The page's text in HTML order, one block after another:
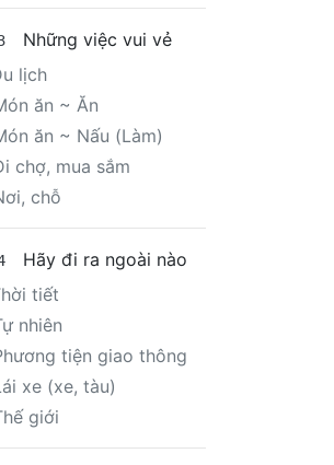
Những việc vui vẻ
lịch
ăn ~ Ăn
ăn ~ Nấu (Làm)
chợ, mua sắm
chỗ
Hãy đi ra ngoài nào
tiết
nhiên
tiện giao thông
xe (xe, tàu)
giới